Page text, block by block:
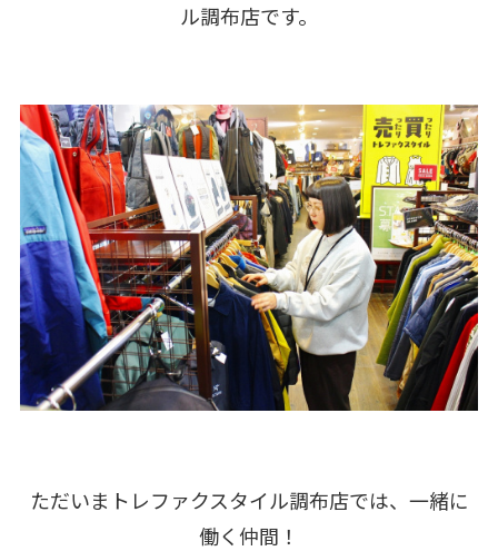
ル調布店です。
ただいまトレファクスタイル調布店では、一緒に
働く仲間！